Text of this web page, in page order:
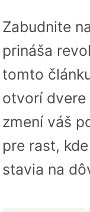
Zabudnite
prináša
tomto
otvorí dvere
zmení váš
pre rast,
stavia na